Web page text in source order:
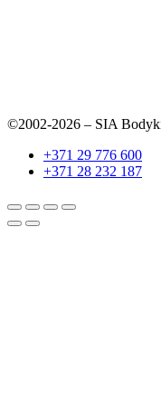
©2002-2026 – SIA
+371 29 776 600
+371 28 232 187